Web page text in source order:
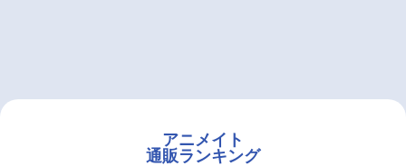
アニメイト
通販ランキング